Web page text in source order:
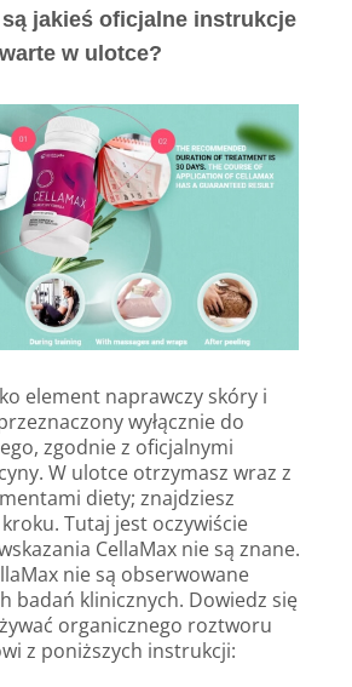
jakieś oficjalne instrukcje
w ulotce?
element naprawczy skóry i
wyłącznie do
zgodnie z oficjalnymi
W ulotce otrzymasz wraz z
diety; znajdziesz
Tutaj jest oczywiście
CellaMax nie są znane.
nie są obserwowane
badań klinicznych. Dowiedz się
organicznego roztworu
z poniższych instrukcji: